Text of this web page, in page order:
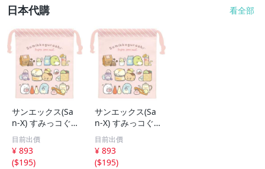
日本代購 看全部
サンエックス(Sa
n-X) すみっコぐ
らし コップ巾着
CA61701 H190×
W155×D80mm
目前出價
¥ 893
($195)
サンエックス(Sa
n-X) すみっコぐ
らし コップ巾着
CA61701 H190×
W155×D80mm
目前出價
¥ 893
($195)